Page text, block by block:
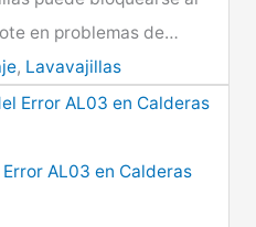
en problemas de…
, Lavavajillas
AL03 en Calderas